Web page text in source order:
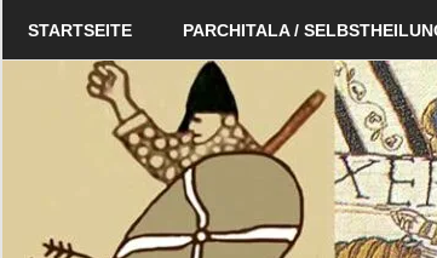
Schildverlag
STARTSEITE PARCHITALA /